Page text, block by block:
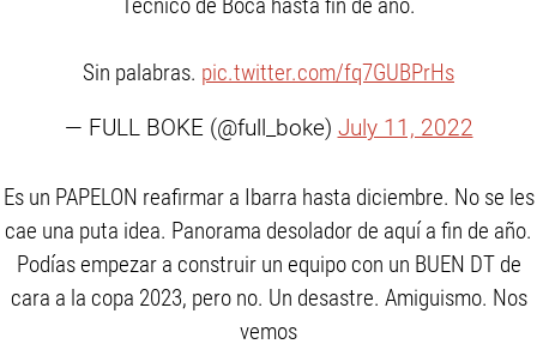
Sin palabras. pic.twitter.com/fq7GUBPrHs
— FULL BOKE (@full_boke) July 11, 2022
Es un PAPELON reafirmar a Ibarra hasta diciembre. No se les
cae una puta idea. Panorama desolador de aquí a fin de año.
Podías empezar a construir un equipo con un BUEN DT de
cara a la copa 2023, pero no. Un desastre. Amiguismo. Nos
vemos